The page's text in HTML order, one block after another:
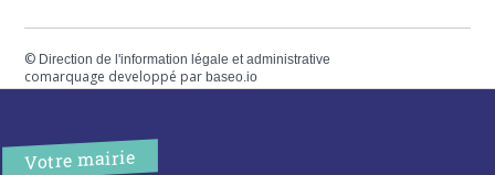
© Direction de l'information légale et administrative
comarquage developpé parbaseo.io
Votre mairie